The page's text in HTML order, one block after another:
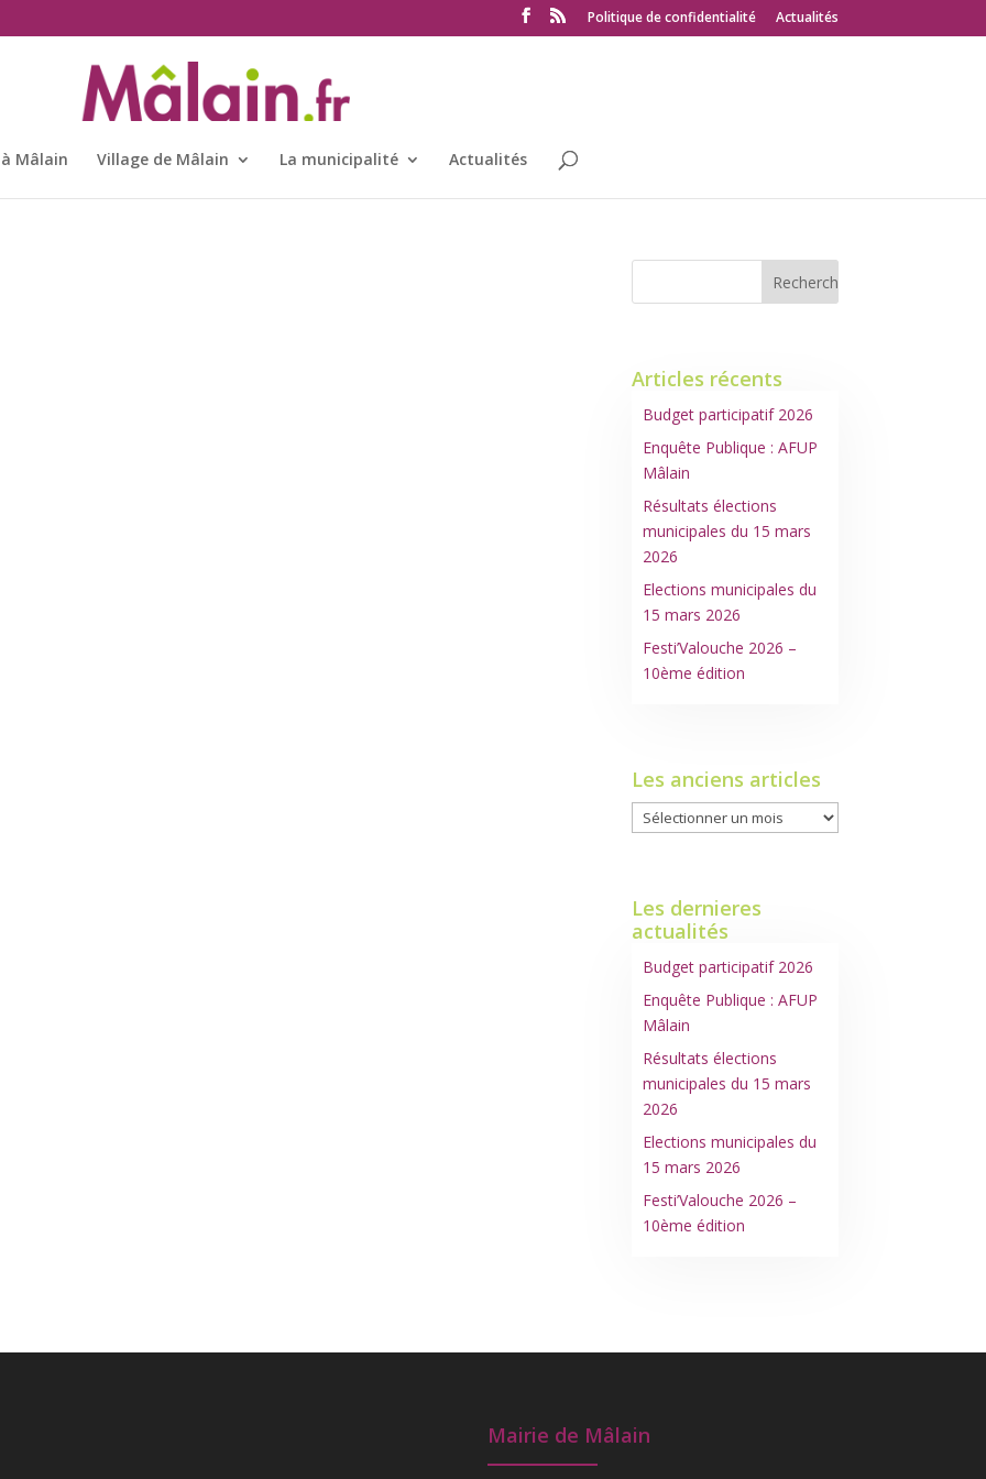
Politique de confidentialité Actualités
Mâlain Village de Mâlain La municipalité Actualités
Articles récents
Budget participatif 2026
Enquête Publique : AFUP
Mâlain
Résultats élections
municipales du 15 mars
2026
Elections municipales du
15 mars 2026
Festi’Valouche 2026 –
10ème édition
Les anciens articles
Les
anciens
Les dernieres
actualités
Budget participatif 2026
Enquête Publique : AFUP
Mâlain
Résultats élections
municipales du 15 mars
2026
Elections municipales du
15 mars 2026
Festi’Valouche 2026 –
10ème édition
Mairie de Mâlain